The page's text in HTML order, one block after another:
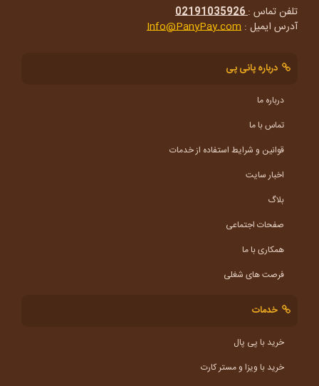
تلفن تماس :02191035926
آدرس ایمیل : Info@PanyPay.com
درباره پانی پی
درباره ما
تماس با ما
قوانین و شرایط استفاده از خدمات
اخبار سایت
بلاگ
صفحات اجتماعی
همکاری با ما
فرصت های شغلی
خدمات
خرید با پی پال
خرید با ویزا و مستر کارت